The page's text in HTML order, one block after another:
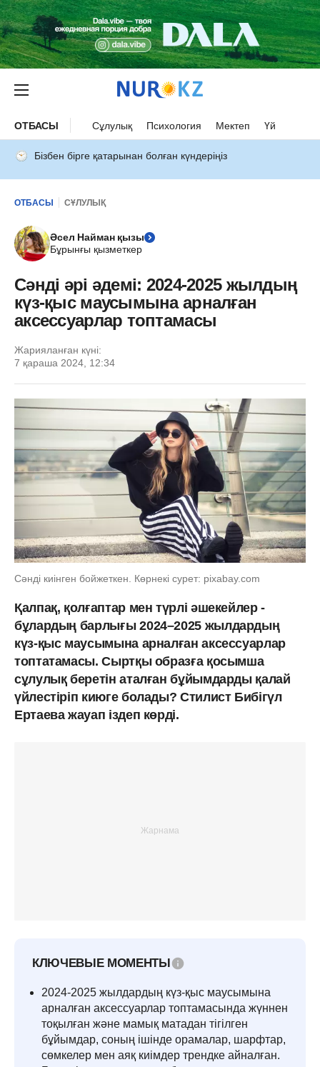
ОТБАСЫ Сұлулық Психология Мектеп Үй
Бізбен бірге қатарынан болған күндеріңіз
ОТБАСЫ СҰЛУЛЫҚ
Әсел Найман қызы
Бұрынғы қызметкер
Сәнді әрі әдемі: 2024-2025 жылдың
күз-қыс маусымына арналған
аксессуарлар топтамасы
Жарияланған күні:
7 қараша 2024, 12:34
Сәнді киінген бойжеткен. Көрнекі сурет: pixabay.com
Қалпақ, қолғаптар мен түрлі әшекейлер -
бұлардың барлығы 2024–2025 жылдардың
күз-қыс маусымына арналған аксессуарлар
топтатамасы. Сыртқы образға қосымша
сұлулық беретін аталған бұйымдарды қалай
үйлестіріп киюге болады? Стилист Бибігүл
Ертаева жауап іздеп көрді.
КЛЮЧЕВЫЕ МОМЕНТЫ
2024-2025 жылдардың күз-қыс маусымына
арналған аксессуарлар топтамасында жүннен
тоқылған және мамық матадан тігілген
бұйымдар, соның ішінде орамалар, шарфтар,
сөмкелер мен аяқ киімдер трендке айналған.